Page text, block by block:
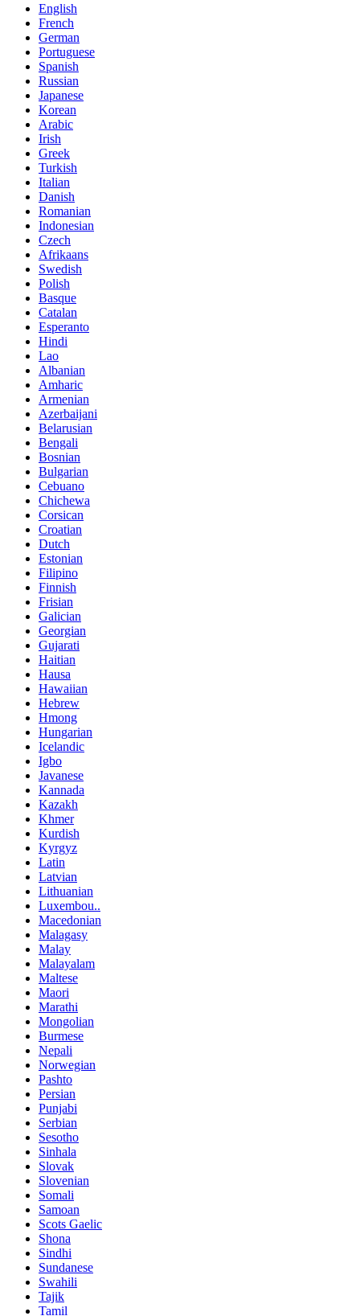
English
French
German
Portuguese
Spanish
Russian
Japanese
Korean
Arabic
Irish
Greek
Turkish
Italian
Danish
Romanian
Indonesian
Czech
Afrikaans
Swedish
Polish
Basque
Catalan
Esperanto
Hindi
Lao
Albanian
Amharic
Armenian
Azerbaijani
Belarusian
Bengali
Bosnian
Bulgarian
Cebuano
Chichewa
Corsican
Croatian
Dutch
Estonian
Filipino
Finnish
Frisian
Galician
Georgian
Gujarati
Haitian
Hausa
Hawaiian
Hebrew
Hmong
Hungarian
Icelandic
Igbo
Javanese
Kannada
Kazakh
Khmer
Kurdish
Kyrgyz
Latin
Latvian
Lithuanian
Luxembou..
Macedonian
Malagasy
Malay
Malayalam
Maltese
Maori
Marathi
Mongolian
Burmese
Nepali
Norwegian
Pashto
Persian
Punjabi
Serbian
Sesotho
Sinhala
Slovak
Slovenian
Somali
Samoan
Scots Gaelic
Shona
Sindhi
Sundanese
Swahili
Tajik
Tamil